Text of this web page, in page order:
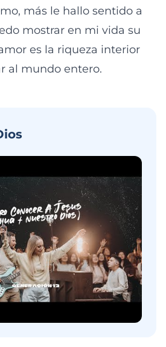
más le hallo sentido a
mostrar en mi vida su
es la riqueza interior
al mundo entero.